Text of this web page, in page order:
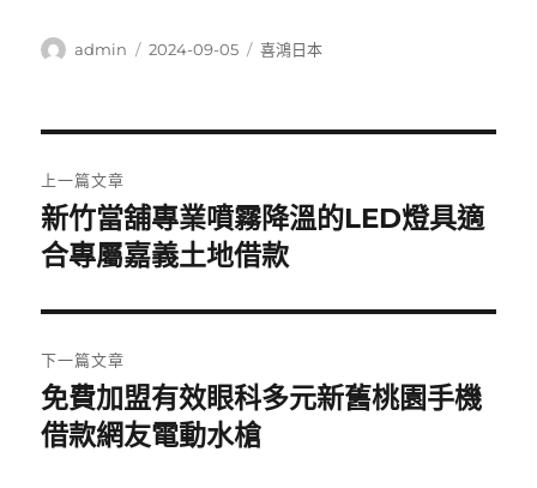
作
admin
發
2024-09-05
分
喜鴻日本
章
導
覽
上一篇文章
上
一
文
章:
新竹當舖專業噴霧降溫的LED燈具適
合專屬嘉義土地借款
下一篇文章
下
一
免費加盟有效眼科多元新舊桃園手機
借款網友電動水槍